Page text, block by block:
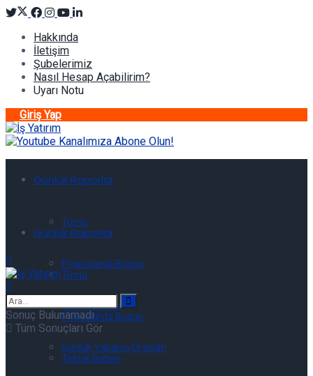
Hakkında
İletişim
Şubelerimiz
Nasıl Hesap Açabilirim?
Uyarı Notu
Giriş Yap
Günlük Raporlar
Tümü
Piyasalarda Bugün
Teknik Bülten
Günlük Yabancı Oranları
Günlük Raporlar
Tümü
Piyasalarda Bugün
Teknik Bülten
Sonuç Bulunamadı
Tüm Sonuçları Gör